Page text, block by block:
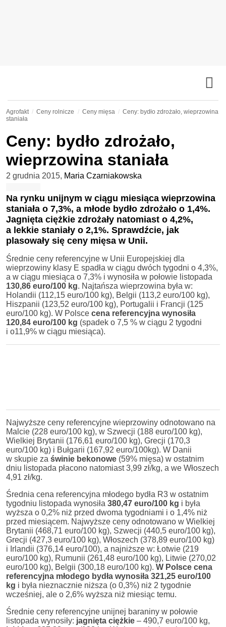
Agrofakt Ceny rolnicze Ceny mięsa
Ceny: bydło zdrożało, wieprzowina
staniała
Ceny: bydło zdrożało,
wieprzowina staniała
2 grudnia 2015, Maria Czarniakowska
Na rynku unijnym w ciągu miesiąca wieprzowina
staniała o 7,3%, a młode bydło zdrożało o 1,4%.
Jagnięta ciężkie zdrożały natomiast o 4,2%,
a lekkie staniały o 2,1%. Sprawdźcie, jak
plasowały się ceny mięsa w Unii.
Średnie ceny referencyjne w Unii Europejskiej dla
wieprzowiny klasy E spadła w ciągu dwóch tygodni o 4,3%,
a w ciągu miesiąca o 7,3% i wynosiła w połowie listopada
130,86 euro/100 kg. Najtańsza wieprzowina była w:
Holandii (112,15 euro/100 kg), Belgii (113,2 euro/100 kg),
Hiszpanii (123,52 euro/100 kg), Portugalii i Francji (125
euro/100 kg). W Polsce cena referencyjna wynosiła
120,84 euro/100 kg (spadek o 7,5 % w ciągu 2 tygodni
i o11,9% w ciągu miesiąca).
Najwyższe ceny referencyjne wieprzowiny odnotowano na
Malcie (228 euro/100 kg), w Szwecji (188 euro/100 kg),
Wielkiej Brytanii (176,61 euro/100 kg), Grecji (170,3
euro/100 kg) i Bułgarii (167,92 euro/100kg). W Danii
w skupie za świnie bekonowe (59% mięsa) w ostatnim
dniu listopada płacono natomiast 3,99 zł/kg, a we Włoszech
4,91 zł/kg.
Średnia cena referencyjna młodego bydła R3 w ostatnim
tygodniu listopada wynosiła 380,47 euro/100 kg i była
wyższa o 0,2% niż przed dwoma tygodniami i o 1,4% niż
przed miesiącem. Najwyższe ceny odnotowano w Wielkiej
Brytanii (468,71 euro/100 kg), Szwecji (440,5 euro/100 kg),
Grecji (427,3 euro/100 kg), Włoszech (378,89 euro/100 kg)
i Irlandii (376,14 euro/100), a najniższe w: Łotwie (219
euro/100 kg), Rumunii (261,48 euro/100 kg), Litwie (270,02
euro/100 kg), Belgii (300,18 euro/100 kg). W Polsce cena
referencyjna młodego bydła wynosiła 321,25 euro/100
kg i była nieznacznie niższa (o 0,3%) niż 2 tygodnie
wcześniej, ale o 2,6% wyższa niż miesiąc temu.
Średnie ceny referencyjne unijnej baraniny w połowie
listopada wynosiły: jagnięta ciężkie – 490,7 euro/100 kg,